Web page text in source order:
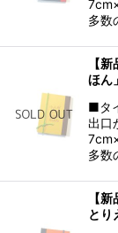
多数
【
ほん
■タ
出口
多数
【
とり